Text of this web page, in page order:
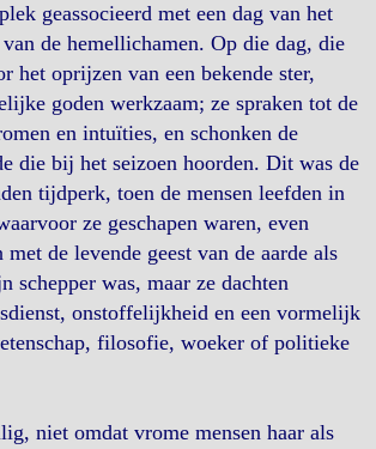
geassocieerd met een dag van het
de hemellichamen. Op die dag, die
het oprijzen van een bekende ster,
goden werkzaam; ze spraken tot de
en intuïties, en schonken de
die bij het seizoen hoorden. Dit was de
tijdperk, toen de mensen leefden in
ze geschapen waren, even
de levende geest van de aarde als
schepper was, maar ze dachten
onstoffelijkheid en een vormelijk
filosofie, woeker of politieke
niet omdat vrome mensen haar als